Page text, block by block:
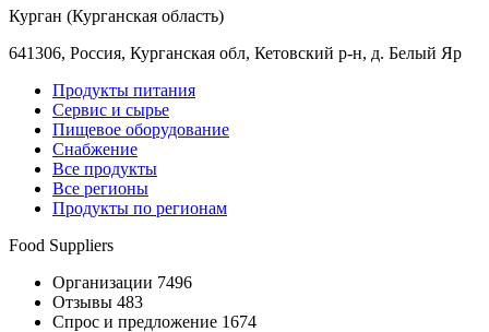
Курган (Курганская область)
641306, Россия, Курганская обл, Кетовский р-н, д. Белый Яр
Продукты питания
Сервис и сырье
Пищевое оборудование
Снабжение
Все продукты
Все регионы
Продукты по регионам
Food Suppliers
Организации 7496
Отзывы 483
Спрос и предложение 1674